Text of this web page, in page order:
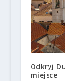
Odkryj
miejsce